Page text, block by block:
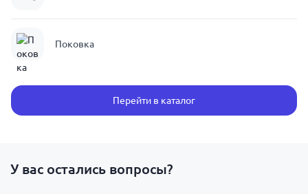
Поковка
Перейти в каталог
У вас остались вопросы?